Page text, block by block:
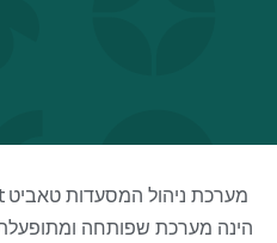
מערכת ניהול המסעדות טאביט
הינה מערכת שפותחה ומתופעלת